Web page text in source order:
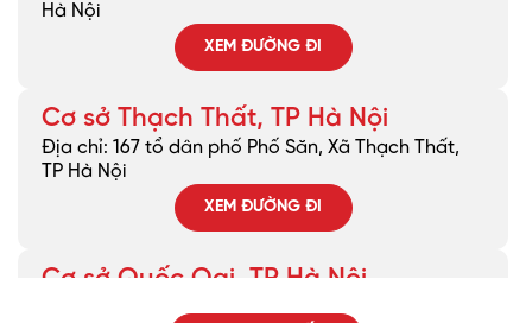
Hà Nội
XEM ĐƯỜNG ĐI
Cơ sở Thạch Thất, TP Hà Nội
Địa chỉ: 167 tổ dân phố Phố Săn, Xã Thạch Thất,
TP Hà Nội
XEM ĐƯỜNG ĐI
Cơ sở Quốc Oai, TP Hà Nội